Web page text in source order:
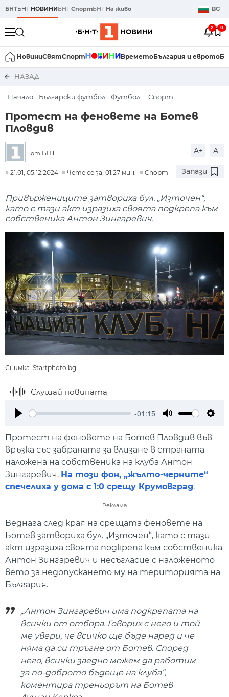
БНТБНТ НОВИНИБНТСпортБНТ На живо BG
2 0
НовиниСвятСпорт ВреметоБългария и еврото
НАЗАД
Начало Български футбол Футбол Спорт
Протест на феновете на Ботев
Пловдив
от БНТ A+ A-
21:01, 05.12.2024 Чете се за: 01:27 мин. Спорт Запази
Привържениците затвориха бул. „Източен“,
като с тази акт изразиха своята подкрепа към
собственика Антон Зингаревич.
Снимка: Startphoto.bg
Слушай новината
-01:15
Протест на феновете на Ботев Пловдив във
връзка със забраната за влизане в страната
наложена на собственика на клуба Антон
Зингаревич. На този фон, „жълто-черните“
спечелиха у дома с 1:0 срещу Крумовград.
Реклама
Веднага след края на срещата феновете на
Ботев затвориха бул. „Източен“, като с тази
акт изразиха своята подкрепа към собственика
Антон Зингаревич и несъгласие с наложеното
вето за недопускането му на територията на
България.
„Антон Зингаревич има подкрепата на
всички от отбора. Говорих с него и той
ме увери, че всичко ще бъде наред и че
няма да си тръгне от Ботев. Според
него, всички заедно можем да работим
за по-доброто бъдеще на клуба“,
коментира треньорът на Ботев